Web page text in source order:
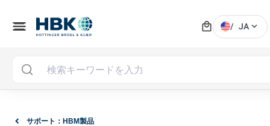
menu local_mall / JA expand_more
サポート：HBM製品